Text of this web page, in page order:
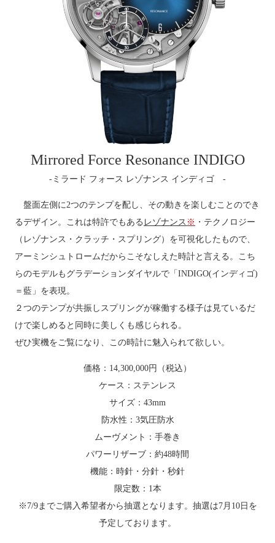
Mirrored Force Resonance INDIGO
-ミラード フォース レゾナンス インディゴ -
盤面左側に2つのテンプを配し、その動きを楽しむことのでき
るデザイン。これは特許でもある レゾナンス ※ ・テクノロジー
（レゾナンス・クラッチ・スプリング）を可視化したもので、
アーミンシュトロームだからこそなしえた時計と言える。こち
らのモデルもグラデーションダイヤルで「 INDIGO(インディゴ)
＝藍」を表現。
２つのテンプが共振しスプリングが稼働する様子は見ているだ
けで楽しめると同時に美しくも感じられる。
ぜひ実機をご覧になり、この時計に魅入られて欲しい。
価格：14,300,000円（税込）
ケース：ステンレス
サイズ：43mm
防水性：3気圧防水
ムーヴメント：手巻き
パワーリザーブ：約48時間
機能：時針・分針・秒針
限定数：1本
※7/9までご購入希望者から抽選となります。抽選は7月10日を
予定しております。